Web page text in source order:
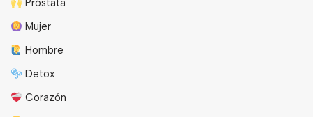
Próstata
Mujer
Hombre
Detox
Corazón